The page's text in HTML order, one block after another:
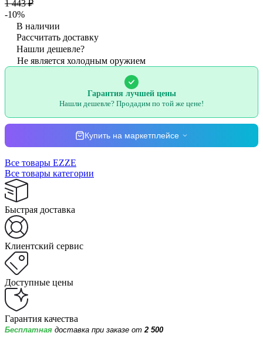
1 443 ₽
-10%
В наличии
Рассчитать доставку
Нашли дешевле?
Не является холодным оружием
Гарантия лучшей цены
Нашли дешевле? Продадим по той же цене!
Купить на маркетплейсе
Все товары EZZE
Все товары категории
Быстрая доставка
Клиентский сервис
Доступные цены
Гарантия качества
Бесплатная доставка при заказе от 2 500